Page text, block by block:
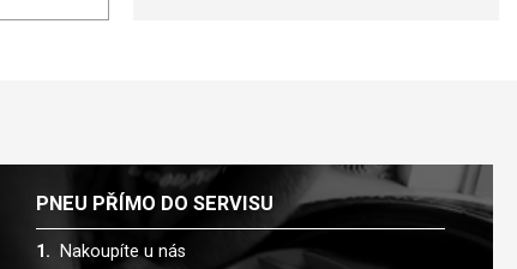
PNEU PŘÍMO DO SERVISU
Nakoupíte u nás